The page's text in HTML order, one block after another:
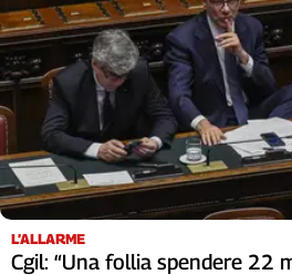
L’ALLARME
Cgil: “Una follia spendere 22